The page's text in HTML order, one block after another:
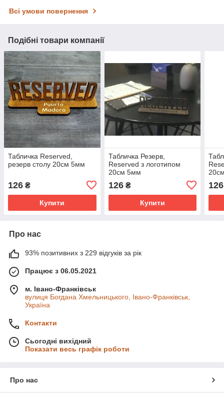
Всі умови повернення
Подібні товари компанії
Табличка Reserved,
резерв столу 20см 5мм
126 ₴
Купити
Табличка Резерв,
Reserved з логотипом
20см 5мм
126₴
Купити
126
Про нас
93% позитивних з 229 відгуків за рік
Працює з 06.05.2021
м. Івано-Франківськ
вулиця Богдана Хмельницького, Івано-Франківськ,
Україна
Контакти
Сьогодні вихідний
Показати весь графік роботи
Про нас